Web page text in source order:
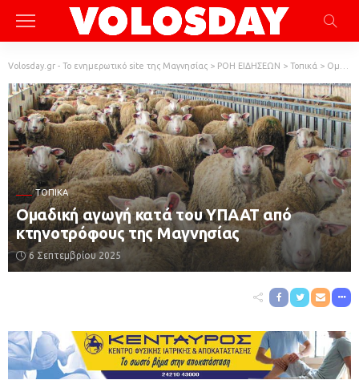
Volosday.gr - Το ενημερωτικό site της Μαγνησίας > ΡΟΗ ΕΙΔΗΣΕΩΝ > Τοπικά > Ομαδική αγωγή κατά του ΥΠΑΑΤ από κτηνοτρόφους της Μαγνησίας
ΤΟΠΙΚΆ
Ομαδική αγωγή κατά του ΥΠΑΑΤ από
κτηνοτρόφους της Μαγνησίας
6 Σεπτεμβρίου 2025